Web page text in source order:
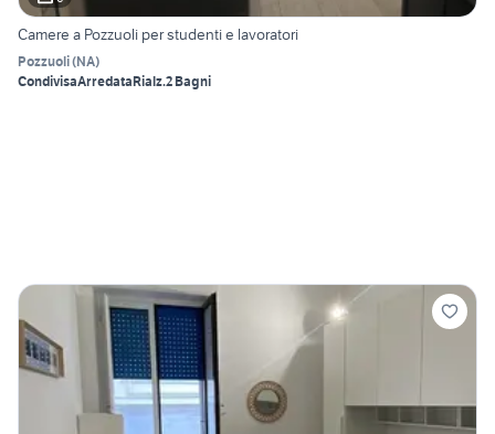
Camere a Pozzuoli per studenti e lavoratori
Pozzuoli(NA)
CondivisaArredataRialz.2 Bagni